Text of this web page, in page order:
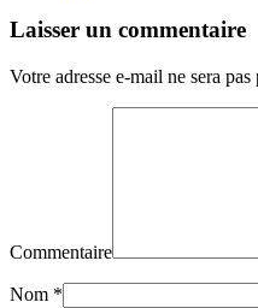
Laisser un commentaire
Votre adresse e-mail ne sera
Commentaire
Nom *